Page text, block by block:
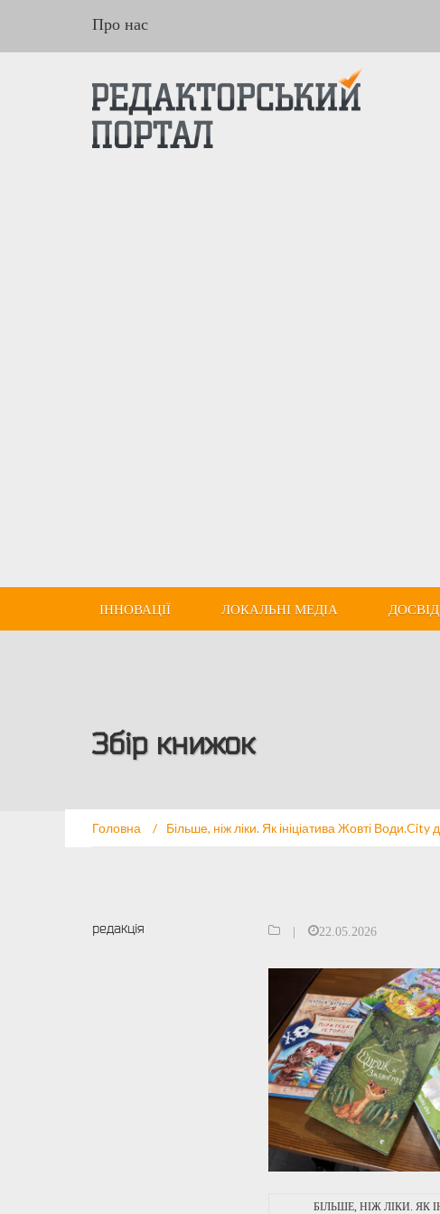
Про нас
ІННОВАЦІЇ ЛОКАЛЬНІ МЕДІА ДОСВІД
Збір книжок
Головна / Більше, ніж ліки. Як ініціатива Жовті Води.City
редакція 22.05.2026
БІЛЬШЕ, НІЖ ЛІКИ. ЯК